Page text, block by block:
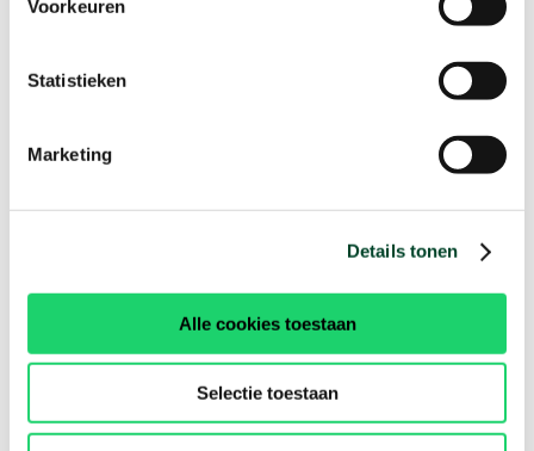
Voorkeuren
Statistieken
Marketing
Details tonen
Alle cookies toestaan
Selectie toestaan